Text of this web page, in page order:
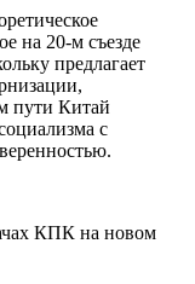
на 20-м съезде
предлагает
пути Китай
с
КПК на новом